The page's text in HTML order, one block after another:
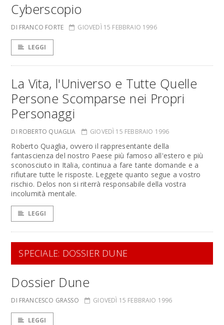
Cyberscopio
DI FRANCO FORTE GIOVEDÌ 15 FEBBRAIO 1996
LEGGI
La Vita, l'Universo e Tutte Quelle
Persone Scomparse nei Propri
Personaggi
DI ROBERTO QUAGLIA GIOVEDÌ 15 FEBBRAIO 1996
Roberto Quaglia, ovvero il rappresentante della
fantascienza del nostro Paese più famoso all'estero e più
sconosciuto in Italia, continua a fare tante domande e a
rifiutare tutte le risposte. Leggete quanto segue a vostro
rischio. Delos non si riterrà responsabile della vostra
incolumità mentale.
LEGGI
SPECIALE: DOSSIER DUNE
Dossier Dune
DI FRANCESCO GRASSO GIOVEDÌ 15 FEBBRAIO 1996
LEGGI